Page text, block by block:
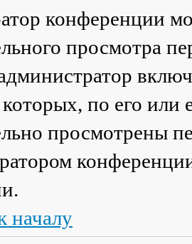
конференции
просмотра
по его
просмотрены
началу